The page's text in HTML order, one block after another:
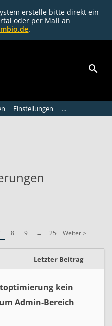
erstelle bitte direkt ein
oder per Mail an
.
Einstellungen ...
8 9 → 25 Weiter >
Letzter Beitrag
kein
Admin-Bereich